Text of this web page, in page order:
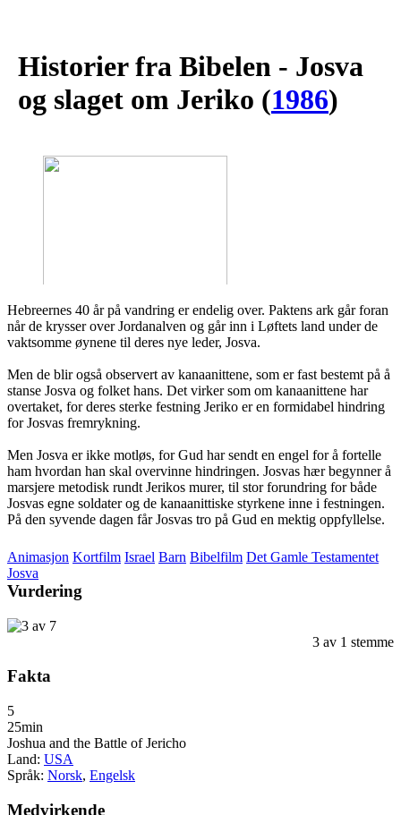
Historier fra Bibelen - Josva
og slaget om Jeriko (1986)
Hebreernes 40 år på vandring er endelig over. Paktens ark går foran
når de krysser over Jordanalven og går inn i Løftets land under de
vaktsomme øynene til deres nye leder, Josva.
Men de blir også observert av kanaanittene, som er fast bestemt på å
stanse Josva og folket hans. Det virker som om kanaanittene har
overtaket, for deres sterke festning Jeriko er en formidabel hindring
for Josvas fremrykning.
Men Josva er ikke motløs, for Gud har sendt en engel for å fortelle
ham hvordan han skal overvinne hindringen. Josvas hær begynner å
marsjere metodisk rundt Jerikos murer, til stor forundring for både
Josvas egne soldater og de kanaanittiske styrkene inne i festningen.
På den syvende dagen får Josvas tro på Gud en mektig oppfyllelse.
Animasjon Kortfilm Israel Barn Bibelfilm Det Gamle Testamentet
Josva
Vurdering
3 av 1 stemme
Fakta
5
25min
Joshua and the Battle of Jericho
Land: USA
Språk: Norsk, Engelsk
Medvirkende